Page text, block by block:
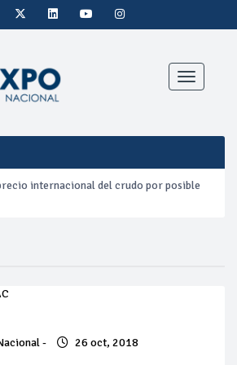
Toggle
internacional del crudo por posible
de diésel Pemex: PetroIntelligence
- 26 oct, 2018